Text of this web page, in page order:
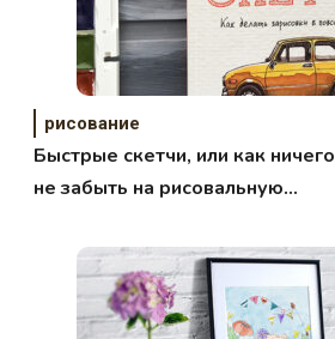
рисование
Быстрые скетчи, или как ничего
не забыть на рисовальную